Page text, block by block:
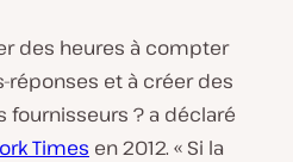
des heures à compter
et à créer des
fournisseurs ? a déclaré
Times en 2012. « Si la